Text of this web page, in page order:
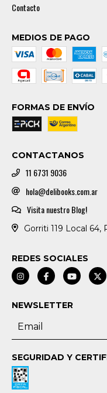
Contacto
MEDIOS DE PAGO
FORMAS DE ENVÍO
CONTACTANOS
11 6731 9036
hola@delibooks.com.ar
Visita nuestro Blog!
Gorriti 119 Local
REDES SOCIALES
NEWSLETTER
SEGURIDAD Y